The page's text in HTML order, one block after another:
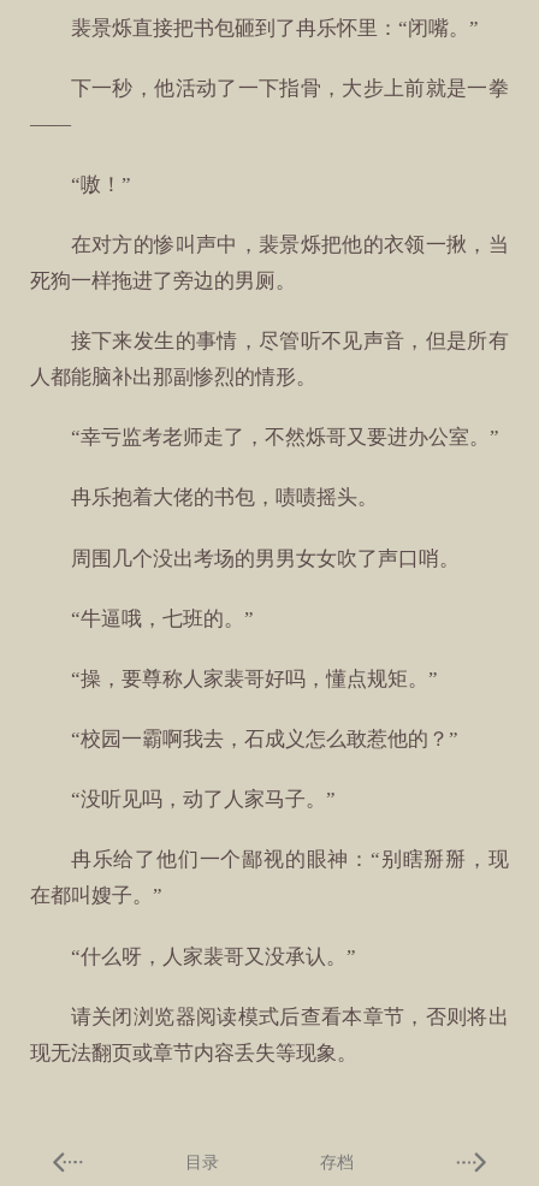
裴景烁直接把书包砸到了冉乐怀里：“闭嘴。”
下一秒，他活动了一下指骨，大步上前就是一拳
——
“嗷！”
在对方的惨叫声中，裴景烁把他的衣领一揪，当
死狗一样拖进了旁边的男厕。
接下来发生的事情，尽管听不见声音，但是所有
人都能脑补出那副惨烈的情形。
“幸亏监考老师走了，不然烁哥又要进办公室。”
冉乐抱着大佬的书包，啧啧摇头。
周围几个没出考场的男男女女吹了声口哨。
“牛逼哦，七班的。”
“操，要尊称人家裴哥好吗，懂点规矩。”
“校园一霸啊我去，石成义怎么敢惹他的？”
“没听见吗，动了人家马子。”
冉乐给了他们一个鄙视的眼神：“别瞎掰掰，现
在都叫嫂子。”
“什么呀，人家裴哥又没承认。”
请关闭浏览器阅读模式后查看本章节，否则将出
现无法翻页或章节内容丢失等现象。
目录 存档